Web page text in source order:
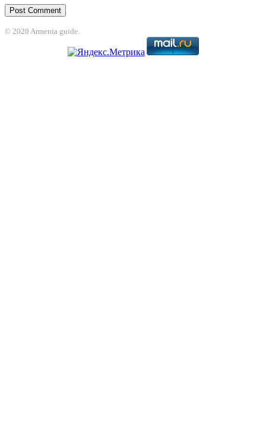
© 2020 Armenia guide.